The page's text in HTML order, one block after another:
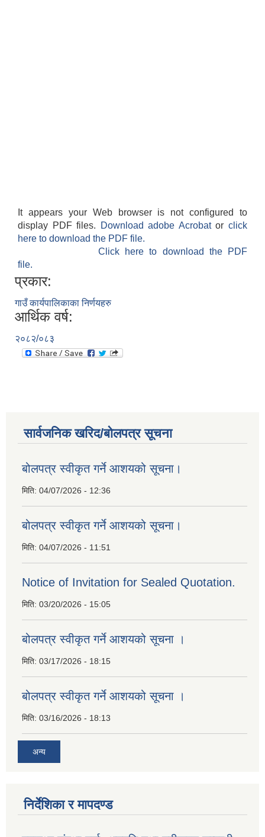
It appears your Web browser is not configured to
display PDF files.
Download adobe Acrobatorclick
here to download the PDF file.
Click here to download the PDF
file.
प्रकार:
गाउँ कार्यपालिकाका निर्णयहरु
आर्थिक वर्ष:
२०८२/०८३
सार्वजनिक खरिद/बोलपत्र सूचना
बोलपत्र स्वीकृत गर्ने आशयको सूचना।
मिति: 04/07/2026 - 12:36
बोलपत्र स्वीकृत गर्ने आशयको सूचना।
मिति: 04/07/2026 - 11:51
Notice of Invitation for Sealed Quotation.
मिति: 03/20/2026 - 15:05
बोलपत्र स्वीकृत गर्ने आशयको सूचना ।
मिति: 03/17/2026 - 18:15
बोलपत्र स्वीकृत गर्ने आशयको सूचना ।
मिति: 03/16/2026 - 18:13
अन्य
निर्देशिका र मापदण्ड